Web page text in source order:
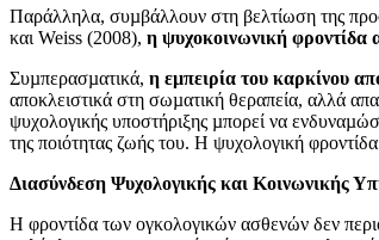
Παράλληλα, συµβάλλουν στη βελτίωση της
και Weiss (2008), η ψυχοκοινωνική φροντίδα
Συµπερασµατικά, η εµπειρία του καρκίνου
αποκλειστικά στη σωµατική θεραπεία, αλλά
ψυχολογικής υποστήριξης µπορεί να
της ποιότητας ζωής του. Η ψυχολογική
Διασύνδεση Ψυχολογικής και Κοινωνικής
Η φροντίδα των ογκολογικών ασθενών δεν